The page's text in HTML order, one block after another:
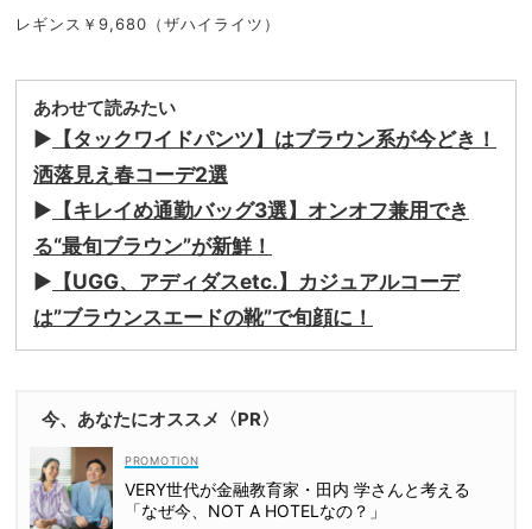
レギンス￥9,680（ザハイライツ）
あわせて読みたい
▶︎ 【タックワイドパンツ】はブラウン系が今どき！
洒落見え春コーデ2選
▶︎ 【キレイめ通勤バッグ3選】オンオフ兼用でき
る“最旬ブラウン”が新鮮！
▶︎ 【UGG、アディダスetc.】カジュアルコーデ
は”ブラウンスエードの靴”で旬顔に！
今、あなたにオススメ〈PR〉
VERY世代が金融教育家・田内 学さんと考える
「なぜ今、NOT A HOTELなの？」